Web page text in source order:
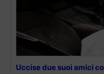
Uccise due suoi amici